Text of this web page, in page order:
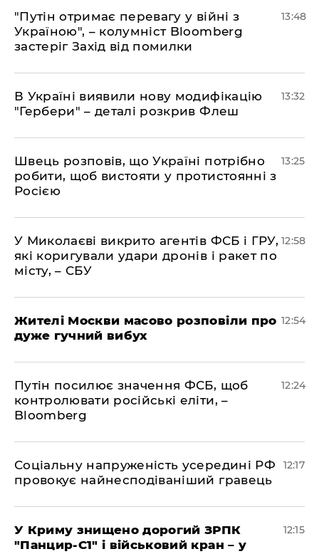
"Путін отримає перевагу у війні з
Україною", – колумніст Bloomberg
застеріг Захід від помилки
13:48
В Україні виявили нову модифікацію
"Гербери" – деталі розкрив Флеш
13:32
Швець розповів, що Україні потрібно
робити, щоб вистояти у протистоянні з
Росією
13:25
У Миколаєві викрито агентів ФСБ і ГРУ,
які коригували удари дронів і ракет по
місту, – СБУ
12:58
Жителі Москви масово розповіли про
дуже гучний вибух
12:54
Путін посилює значення ФСБ, щоб
контролювати російські еліти, –
Bloomberg
12:24
Соціальну напруженість усередині РФ
провокує найнесподіваніший гравець
12:17
У Криму знищено дорогий ЗРПК
"Панцир-С1" і військовий кран – у
12:15